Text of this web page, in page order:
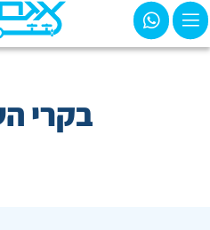
בקרי